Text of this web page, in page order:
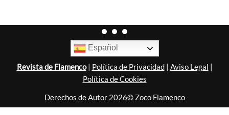
Español
Revista de Flamenco| Política de Privacidad| Aviso Legal |
Política de Cookies
Derechos de Autor 2026© Zoco Flamenco